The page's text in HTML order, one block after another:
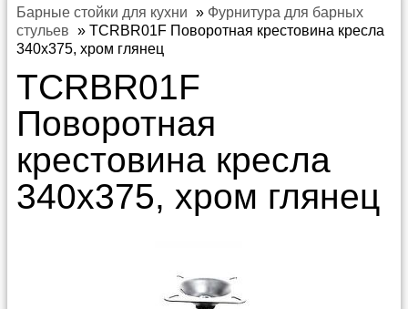
Барные стойки для кухни » Фурнитура для барных
стульев » TCRBR01F Поворотная крестовина кресла
340x375, хром глянец
TCRBR01F
Поворотная
крестовина кресла
340x375, хром глянец